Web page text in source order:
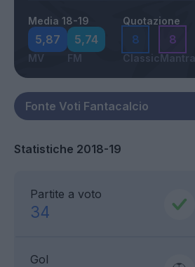
Media 18-19
5,87
MV
5,74
FM
Quotazione
8
Classic
8
Mantra
Statistiche 2018-19
Partite a voto
34
Gol